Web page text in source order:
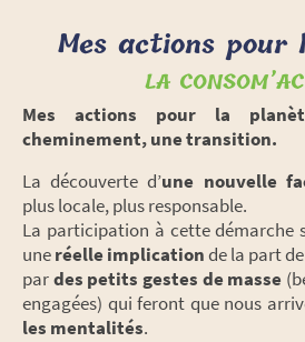
Mes actions pour
LA
Mes actions pour la
cheminement, une transition.
La découverte d’une nouvelle
plus locale, plus responsable.
La participation à cette démarche
uneréelle implicationde la part
pardes petits gestes de masse
engagées) qui feront que nous
les mentalités.